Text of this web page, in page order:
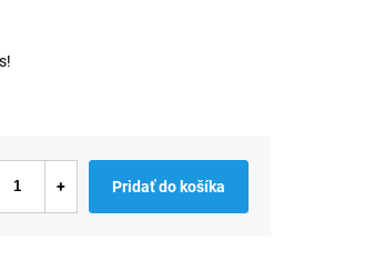
Pridať do košíka